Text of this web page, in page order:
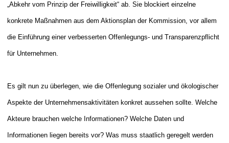
„Abkehr vom Prinzip der Freiwilligkeit“ ab. Sie blockiert einzelne
konkrete Maßnahmen aus dem Aktionsplan der Kommission, vor allem
die Einführung einer verbesserten Offenlegungs- und Transparenzpflicht
für Unternehmen.
Es gilt nun zu überlegen, wie die Offenlegung sozialer und ökologischer
Aspekte der Unternehmensaktivitäten konkret aussehen sollte. Welche
Akteure brauchen welche Informationen? Welche Daten und
Informationen liegen bereits vor? Was muss staatlich geregelt werden